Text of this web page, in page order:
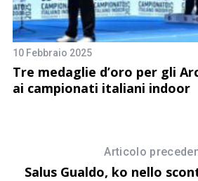
10 Febbraio 2025
Tre medaglie d’oro per gli
ai campionati italiani indoor
Articolo
Salus Gualdo, ko nello